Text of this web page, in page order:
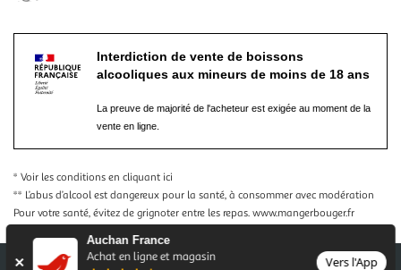
Auchan France
Achat en ligne et magasin
Vers l'App
Interdiction de vente de boissons
alcooliques aux mineurs de moins de 18 ans
La preuve de majorité de l'acheteur est exigée au moment de la
vente en ligne.
* Voir les conditions en cliquant ici
** L’abus d’alcool est dangereux pour la santé, à consommer avec modération
Pour votre santé, évitez de grignoter entre les repas. www.mangerbouger.fr